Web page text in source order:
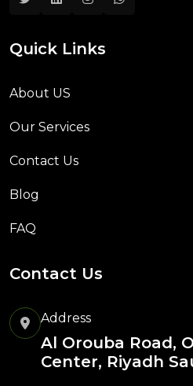
Quick Links
About US
Our Services
Contact Us
Blog
FAQ
Contact Us
Address
Al Orouba Road,
Center, Riyadh